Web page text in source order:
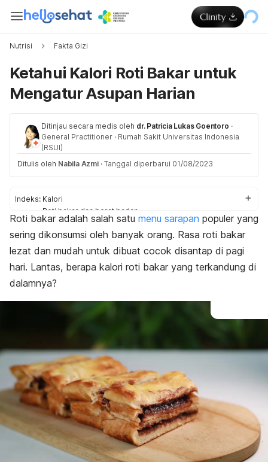
Nutrisi Fakta Gizi
Ketahui Kalori Roti Bakar untuk
Mengatur Asupan Harian
Ditinjau secara medis oleh dr. Patricia Lukas Goentoro ·
General Practitioner · Rumah Sakit Universitas Indonesia
(RSUI)
Ditulis oleh Nabila Azmi · Tanggal diperbarui 01/08/2023
Indeks: Kalori
Roti bakar dan berat badan
Porsi sehat
Tips konsumsi
Roti bakar adalah salah satu menu sarapan populer yang
sering dikonsumsi oleh banyak orang. Rasa roti bakar
lezat dan mudah untuk dibuat cocok disantap di pagi
hari. Lantas, berapa kalori roti bakar yang terkandung di
dalamnya?